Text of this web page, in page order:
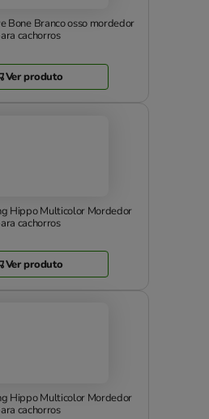
Bone Branco osso mordedor
cachorros
Ver produto
Hippo Multicolor Mordedor
cachorros
Ver produto
Hippo Multicolor Mordedor
cachorros